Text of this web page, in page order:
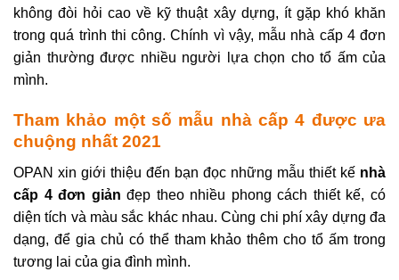
không đòi hỏi cao về kỹ thuật xây dựng, ít gặp khó khăn
trong quá trình thi công. Chính vì vậy, mẫu nhà cấp 4 đơn
giản thường được nhiều người lựa chọn cho tổ ấm của
mình.
Tham khảo một số mẫu nhà cấp 4 được ưa
chuộng nhất 2021
OPAN xin giới thiệu đến bạn đọc những mẫu thiết kế nhà
cấp 4 đơn giảnđẹp theo nhiều phong cách thiết kế, có
diện tích và màu sắc khác nhau. Cùng chi phí xây dựng đa
dạng, để gia chủ có thể tham khảo thêm cho tổ ấm trong
tương lai của gia đình mình.